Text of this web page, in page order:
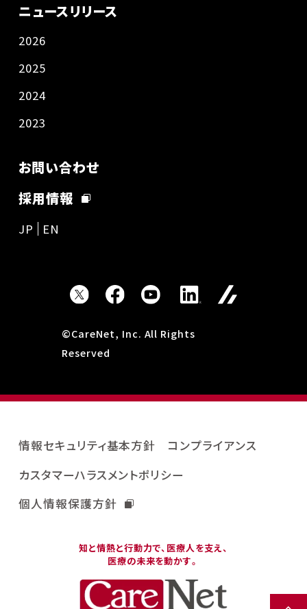
ニュースリリース
2026
2025
2024
2023
お問い合わせ
採用情報
JP EN
©CareNet, Inc. All Rights
Reserved
知と情熱と行動力で、医療人を支え、
医療の未来を動かす。
情報セキュリティ基本方針
コンプライアンス
カスタマーハラスメントポリシー
個人情報保護方針